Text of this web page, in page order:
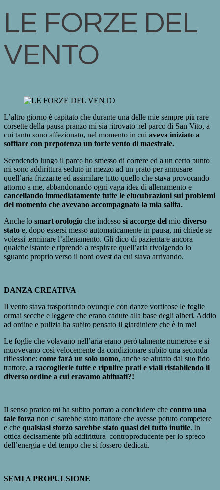
LE FORZE DEL
VENTO
L’altro giorno è capitato che durante una delle mie sempre più rare
corsette della pausa pranzo mi sia ritrovato nel parco di San Vito, a
cui tanto sono affezionato, nel momento in cui aveva iniziato a
soffiare con prepotenza un forte vento di maestrale.
Scendendo lungo il parco ho smesso di correre ed a un certo punto
mi sono addirittura seduto in mezzo ad un prato per annusare
quell’aria frizzante ed assimilare tutto quello che stava provocando
attorno a me, abbandonando ogni vaga idea di allenamento e
cancellando immediatamente tutte le elucubrazioni sui problemi
del momento che avevano accompagnato la mia salita.
Anche lo smart orologio che indosso si accorge del mio diverso
stato e, dopo essersi messo automaticamente in pausa, mi chiede se
volessi terminare l’allenamento. Gli dico di pazientare ancora
qualche istante e riprendo a respirare quell’aria rivolgendo lo
sguardo proprio verso il nord ovest da cui stava arrivando.
DANZA CREATIVA
Il vento stava trasportando ovunque con danze vorticose le foglie
ormai secche e leggere che erano cadute alla base degli alberi. Addio
ad ordine e pulizia ha subito pensato il giardiniere che è in me!
Le foglie che volavano nell’aria erano però talmente numerose e si
muovevano così velocemente da condizionare subito una seconda
riflessione: come farà un solo uomo, anche se aiutato dal suo fido
trattore, a raccoglierle tutte e ripulire prati e viali ristabilendo il
diverso ordine a cui eravamo abituati?!
Il senso pratico mi ha subito portato a concludere che contro una
tale forza non ci sarebbe stato trattore che avesse potuto competere
e che qualsiasi sforzo sarebbe stato quasi del tutto inutile. In
ottica decisamente più addirittura controproducente per lo spreco
dell’energia e del tempo che si fossero dedicati.
SEMI A PROPULSIONE